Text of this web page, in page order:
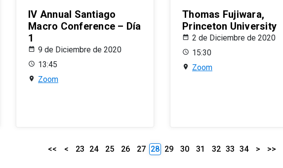
IV Annual Santiago
Macro Conference – Día
1
9 de Diciembre de 2020
13:45
Zoom
Thomas Fujiwara,
Princeton University
2 de Diciembre de 2020
15:30
Zoom
<< < 23 24 25 26 27 28 29 30 31 32 33 34 > >>